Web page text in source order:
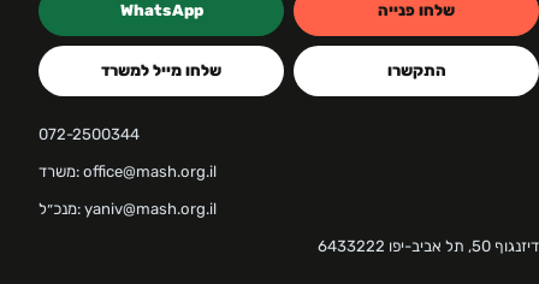
שלחו פנייה WhatsApp
התקשרו שלחו מייל למשרד
072-2500344
משרד: office@mash.org.il
מנכ״ל: yaniv@mash.org.il
דיזנגוף 50, תל אביב-יפו 6433222